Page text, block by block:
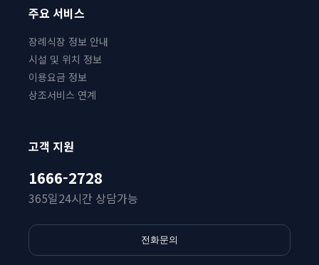
주요 서비스
장례식장 정보 안내
시설 및 위치 정보
이용요금 정보
상조서비스 연계
고객 지원
1666-2728
365일24시간 상담가능
전화문의